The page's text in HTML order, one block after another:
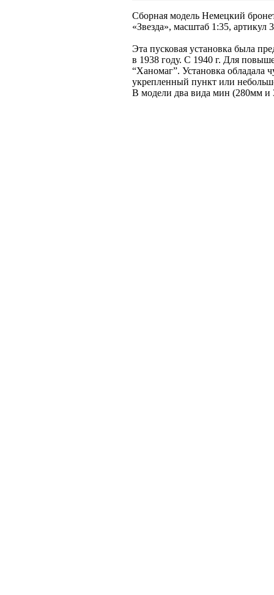
Сборная модель Немецкий
«Звезда», масштаб 1:35, артикул
Эта пусковая установка была
в 1938 году. С 1940 г. Для
“Ханомаг”. Установка
укрепленный пункт или
В модели два вида мин (280мм и